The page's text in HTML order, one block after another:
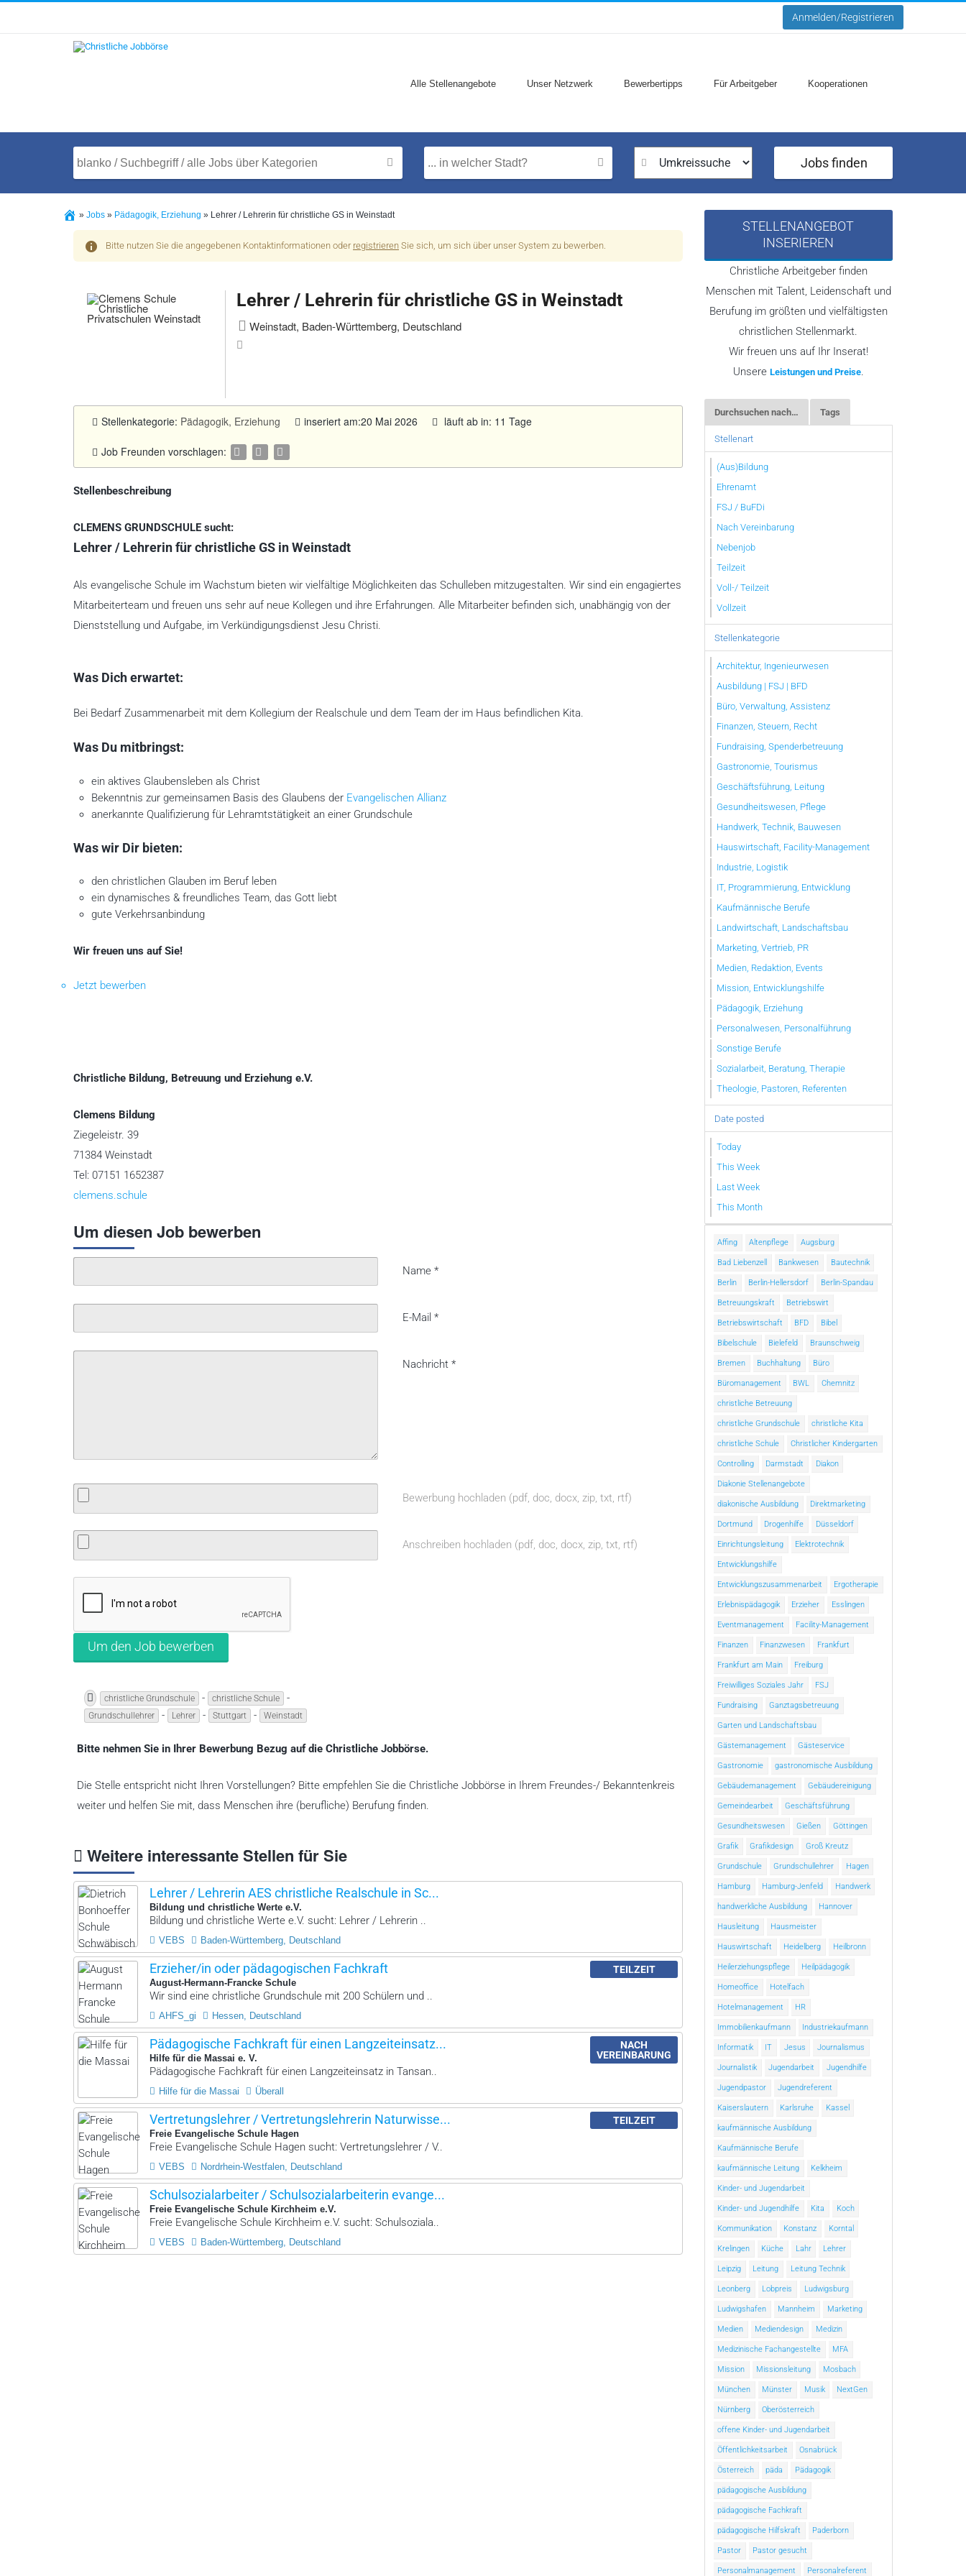
Anmelden/Registrieren
Alle Stellenangebote Unser Netzwerk Bewerbertipps Für Arbeitgeber Kooperationen
Jobs finden
» Jobs » Pädagogik, Erziehung » Lehrer / Lehrerin für christliche GS in Weinstadt
Bitte nutzen Sie die angegebenen Kontaktinformationen oder registrieren Sie sich, um sich über unser System zu bewerben.
Lehrer / Lehrerin für christliche GS in Weinstadt
Weinstadt, Baden-Württemberg, Deutschland
Stellenkategorie: Pädagogik, Erziehung inseriert am:20 Mai 2026 läuft ab in: 11 Tage
Job Freunden vorschlagen:
Stellenbeschreibung
CLEMENS GRUNDSCHULE sucht:
Lehrer / Lehrerin für christliche GS in Weinstadt
Als evangelische Schule im Wachstum bieten wir vielfältige Möglichkeiten das Schulleben mitzugestalten. Wir sind ein engagiertes
Mitarbeiterteam und freuen uns sehr auf neue Kollegen und ihre Erfahrungen. Alle Mitarbeiter befinden sich, unabhängig von der
Dienststellung und Aufgabe, im Verkündigungsdienst Jesu Christi.
Was Dich erwartet:
Bei Bedarf Zusammenarbeit mit dem Kollegium der Realschule und dem Team der im Haus befindlichen Kita.
Was Du mitbringst:
ein aktives Glaubensleben als Christ
Bekenntnis zur gemeinsamen Basis des Glaubens der Evangelischen Allianz
anerkannte Qualifizierung für Lehramtstätigkeit an einer Grundschule
Was wir Dir bieten:
den christlichen Glauben im Beruf leben
ein dynamisches & freundliches Team, das Gott liebt
gute Verkehrsanbindung
Wir freuen uns auf Sie!
Jetzt bewerben
Christliche Bildung, Betreuung und Erziehung e.V.
Clemens Bildung
Ziegeleistr. 39
71384 Weinstadt
Tel: 07151 1652387
clemens.schule
Um diesen Job bewerben
Name *
E-Mail *
Nachricht *
Bewerbung hochladen (pdf, doc, docx, zip, txt, rtf)
Anschreiben hochladen (pdf, doc, docx, zip, txt, rtf)
christliche Grundschule - christliche Schule -
Grundschullehrer - Lehrer - Stuttgart - Weinstadt
Bitte nehmen Sie in Ihrer Bewerbung Bezug auf die Christliche Jobbörse.
Die Stelle entspricht nicht Ihren Vorstellungen? Bitte empfehlen Sie die Christliche Jobbörse in Ihrem Freundes-/ Bekanntenkreis
weiter und helfen Sie mit, dass Menschen ihre (berufliche) Berufung finden.
Weitere interessante Stellen für Sie
Lehrer / Lehrerin AES christliche Realschule in Sc...
Bildung und christliche Werte e.V.
Bildung und christliche Werte e.V. sucht: Lehrer / Lehrerin ..
VEBS Baden-Württemberg, Deutschland
Erzieher/in oder pädagogischen Fachkraft
August-Hermann-Francke Schule
TEILZEIT
Wir sind eine christliche Grundschule mit 200 Schülern und ..
AHFS_gi Hessen, Deutschland
Pädagogische Fachkraft für einen Langzeiteinsatz...
Hilfe für die Massai e. V.
NACH
VEREINBARUNG
Pädagogische Fachkraft für einen Langzeiteinsatz in Tansan..
Hilfe für die Massai Überall
Vertretungslehrer / Vertretungslehrerin Naturwisse...
Freie Evangelische Schule Hagen
TEILZEIT
Freie Evangelische Schule Hagen sucht: Vertretungslehrer / V..
VEBS Nordrhein-Westfalen, Deutschland
Schulsozialarbeiter / Schulsozialarbeiterin evange...
Freie Evangelische Schule Kirchheim e.V.
Freie Evangelische Schule Kirchheim e.V. sucht: Schulsoziala..
VEBS Baden-Württemberg, Deutschland
STELLENANGEBOT
INSERIEREN
Christliche Arbeitgeber finden
Menschen mit Talent, Leidenschaft und
Berufung im größten und vielfältigsten
christlichen Stellenmarkt.
Wir freuen uns auf Ihr Inserat!
Unsere Leistungen und Preise.
Durchsuchen nach… Tags
Stellenart
(Aus)Bildung
Ehrenamt
FSJ / BuFDi
Nach Vereinbarung
Nebenjob
Teilzeit
Voll-/ Teilzeit
Vollzeit
Stellenkategorie
Architektur, Ingenieurwesen
Ausbildung | FSJ | BFD
Büro, Verwaltung, Assistenz
Finanzen, Steuern, Recht
Fundraising, Spenderbetreuung
Gastronomie, Tourismus
Geschäftsführung, Leitung
Gesundheitswesen, Pflege
Handwerk, Technik, Bauwesen
Hauswirtschaft, Facility-Management
Industrie, Logistik
IT, Programmierung, Entwicklung
Kaufmännische Berufe
Landwirtschaft, Landschaftsbau
Marketing, Vertrieb, PR
Medien, Redaktion, Events
Mission, Entwicklungshilfe
Pädagogik, Erziehung
Personalwesen, Personalführung
Sonstige Berufe
Sozialarbeit, Beratung, Therapie
Theologie, Pastoren, Referenten
Date posted
Today
This Week
Last Week
This Month
Affing Altenpflege Augsburg
Bad Liebenzell Bankwesen Bautechnik
Berlin Berlin-Hellersdorf Berlin-Spandau
Betreuungskraft Betriebswirt
Betriebswirtschaft BFD Bibel
Bibelschule Bielefeld Braunschweig
Bremen Buchhaltung Büro
Büromanagement BWL Chemnitz
christliche Betreuung
christliche Grundschule christliche Kita
christliche Schule Christlicher Kindergarten
Controlling Darmstadt Diakon
Diakonie Stellenangebote
diakonische Ausbildung Direktmarketing
Dortmund Drogenhilfe Düsseldorf
Einrichtungsleitung Elektrotechnik
Entwicklungshilfe
Entwicklungszusammenarbeit Ergotherapie
Erlebnispädagogik Erzieher Esslingen
Eventmanagement Facility-Management
Finanzen Finanzwesen Frankfurt
Frankfurt am Main Freiburg
Freiwilliges Soziales Jahr FSJ
Fundraising Ganztagsbetreuung
Garten und Landschaftsbau
Gästemanagement Gästeservice
Gastronomie gastronomische Ausbildung
Gebäudemanagement Gebäudereinigung
Gemeindearbeit Geschäftsführung
Gesundheitswesen Gießen Göttingen
Grafik Grafikdesign Groß Kreutz
Grundschule Grundschullehrer Hagen
Hamburg Hamburg-Jenfeld Handwerk
handwerkliche Ausbildung Hannover
Hausleitung Hausmeister
Hauswirtschaft Heidelberg Heilbronn
Heilerziehungspflege Heilpädagogik
Homeoffice Hotelfach
Hotelmanagement HR
Immobilienkaufmann Industriekaufmann
Informatik IT Jesus Journalismus
Journalistik Jugendarbeit Jugendhilfe
Jugendpastor Jugendreferent
Kaiserslautern Karlsruhe Kassel
kaufmännische Ausbildung
Kaufmännische Berufe
kaufmännische Leitung Kelkheim
Kinder- und Jugendarbeit
Kinder- und Jugendhilfe Kita Koch
Kommunikation Konstanz Korntal
Krelingen Küche Lahr Lehrer
Leipzig Leitung Leitung Technik
Leonberg Lobpreis Ludwigsburg
Ludwigshafen Mannheim Marketing
Medien Mediendesign Medizin
Medizinische Fachangestellte MFA
Mission Missionsleitung Mosbach
München Münster Musik NextGen
Nürnberg Oberösterreich
offene Kinder- und Jugendarbeit
Öffentlichkeitsarbeit Osnabrück
Österreich päda Pädagogik
pädagogische Ausbildung
pädagogische Fachkraft
pädagogische Hilfskraft Paderborn
Pastor Pastor gesucht
Personalmanagement Personalreferent